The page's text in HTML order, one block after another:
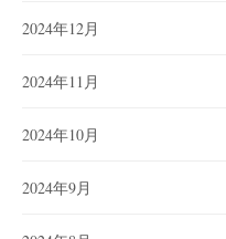
2024年12月
2024年11月
2024年10月
2024年9月